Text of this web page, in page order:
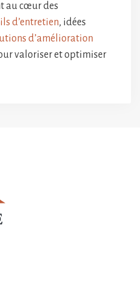
au cœur des
d’entretien, idées
d’amélioration
valoriser et optimiser